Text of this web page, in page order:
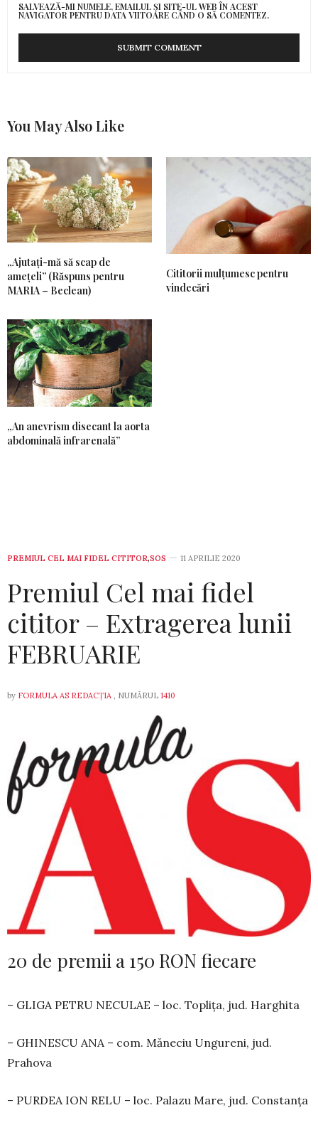
SALVEAZĂ-MI NUMELE, EMAILUL ȘI SITE-UL WEB ÎN ACEST
NAVIGATOR PENTRU DATA VIITOARE CÂND O SĂ COMENTEZ.
You May Also Like
„Ajutați-mă să scap de
amețeli” (Răspuns pentru
MARIA – Beclean)
Cititorii mulțumesc pentru
vindecări
„An anevrism disecant la aorta
abdominală infrarenală”
PREMIUL CEL MAI FIDEL CITITOR,SOS 11 APRILIE 2020
Premiul Cel mai fidel
cititor – Extragerea lunii
FEBRUARIE
by FORMULA AS REDACȚIA , NUMĂRUL 1410
20 de premii a 150 RON fiecare
– GLIGA PETRU NECULAE – loc. Toplița, jud. Harghita
– GHINESCU ANA – com. Măneciu Ungureni, jud.
Prahova
– PURDEA ION RELU – loc. Palazu Mare, jud. Constanța